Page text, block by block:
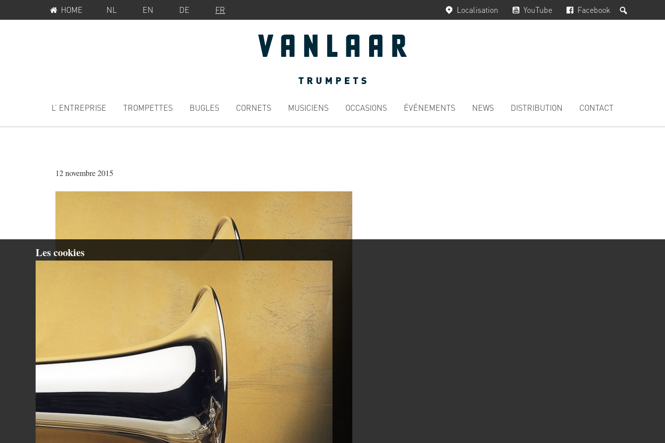
à
au
SERVICE
HOME NL EN DE FR Facebook
YouTube
Localisation
NAVIGATION
L’ ENTREPRISE TROMPETTES BUGLES CORNETS MUSICIENS OCCASIONS ÉVÉNEMENTS NEWS DISTRIBUTION CONTACT
12 novembre 2015
Les cookies